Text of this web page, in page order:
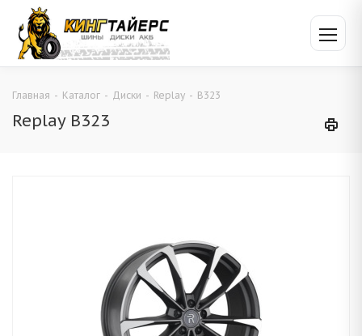
Главная - Каталог - Диски - Replay - B323
Replay B323